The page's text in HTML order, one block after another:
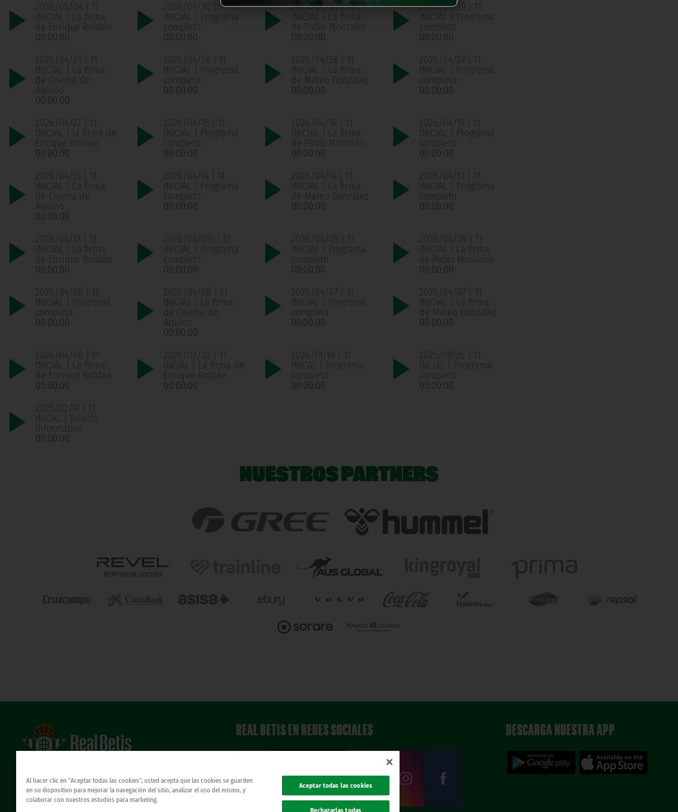
2026/05/04 | 11
INICIAL | La firma
de Enrique Roldan
00:00:00
2026/04/30 | 11
INICIAL | Programa
completo
00:00:00
2026/04/30 | 11
INICIAL | La firma
de Pablo Montaño
00:00:00
2026/04/29 | 11
INICIAL | Programa
completo
00:00:00
2026/04/29 | 11
INICIAL | La firma
de Chema de
Aquino
00:00:00
2026/04/28 | 11
INICIAL | Programa
completo
00:00:00
2026/04/28 | 11
INICIAL | La firma
de Mateo González
00:00:00
2026/04/27 | 11
INICIAL | Programa
completo
00:00:00
2026/04/27 | 11
INICIAL | la firma de
Enrique Roldan
00:00:00
2026/04/16 | 11
INICIAL | Programa
completo
00:00:00
2026/04/16 | 11
INICIAL | La firma
de Pablo Montaño
00:00:00
2026/04/15 | 11
INICIAL | Programa
completo
00:00:00
2026/04/15 | 11
INICIAL | La firma
de Chema de
Aquino
00:00:00
2026/04/14 | 11
INICIAL | Programa
completo
00:00:00
2026/04/14 | 11
INICIAL | La firma
de Mateo González
00:00:00
2026/04/13 | 11
INICIAL | Programa
completo
00:00:00
2026/04/13 | 11
INICIAL | La firma
de Enrique Roldán
00:00:00
2026/04/010 | 11
INICIAL | Programa
completo
00:00:00
2026/04/09 | 11
INICIAL | Programa
completo
00:00:00
2026/04/09 | 11
INICIAL | La firma
de Pablo Montaño
00:00:00
2026/04/08 | 11
INICIAL | Programa
completo
00:00:00
2026/04/08 | 11
INICIAL | La firma
de Chema de
Aquino
00:00:00
2026/04/07 | 11
INICIAL | Programa
completo
00:00:00
2026/04/07 | 11
INICIAL | La firma
de Mateo González
00:00:00
2026/04/06 | 11
INICIAL | La firma
de Enrique Roldán
00:00:00
2026/02/02 | 11
INCIAL | La firma de
Enrique Roldán
00:00:00
2026/01/14 | 11
INICAL | Programa
completo
00:00:00
2025/09/26 | 11
INCIAL | Programa
completo
00:00:00
2025/02/17 | 11
INICAL | Boletín
informativo
00:00:00
NUESTROS PARTNERS
Atención al Bético
REAL BETIS EN REDES SOCIALES DESCARGA NUESTRA APP
Al hacer clic en “Aceptar todas las cookies”, usted acepta que las cookies se guarden
en su dispositivo para mejorar la navegación del sitio, analizar el uso del mismo, y
colaborar con nuestros estudios para marketing.
Aceptar todas las cookies
Rechazarlas todas